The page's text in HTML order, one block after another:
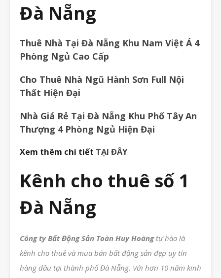
Đà Nẵng
Thuê Nhà Tại Đà Nẵng Khu Nam Việt Á 4
Phòng Ngủ Cao Cấp
Cho Thuê Nhà Ngũ Hành Sơn Full Nội
Thất Hiện Đại
Nhà Giá Rẻ Tại Đà Nẵng Khu Phố Tây An
Thượng 4 Phòng Ngủ Hiện Đại
Xem thêm chi tiết TẠI ĐÂY
Kênh cho thuê số 1
Đà Nẵng
Công ty Bất Động Sản Toàn Huy Hoàngtự hào là
kênh cho thuê và mua bán bất động sản đẹp uy tín
hàng đầu tại thành phố Đà Nẵng. Với hơn 10 năm kinh